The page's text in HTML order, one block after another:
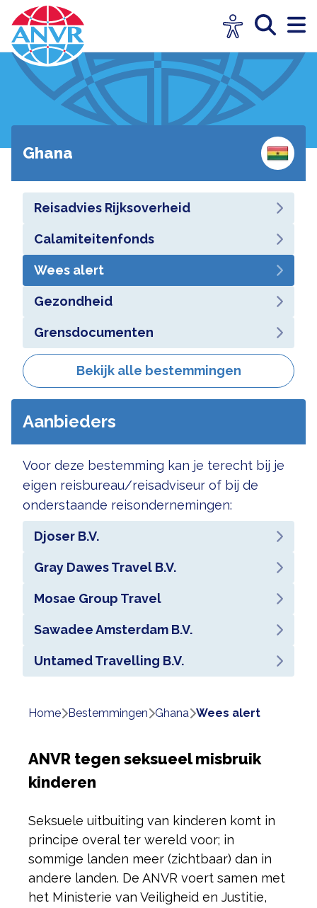
Ghana
Reisadvies Rijksoverheid
Calamiteitenfonds
Wees alert
Gezondheid
Grensdocumenten
Bekijk alle bestemmingen
Aanbieders
Voor deze bestemming kan je terecht bij je
eigen reisbureau/reisadviseur of bij de
onderstaande reisondernemingen:
Djoser B.V.
Gray Dawes Travel B.V.
Mosae Group Travel
Sawadee Amsterdam B.V.
Untamed Travelling B.V.
Home bestemmingen ghana wees alert
ANVR tegen seksueel misbruik
kinderen
Seksuele uitbuiting van kinderen komt in
principe overal ter wereld voor; in
sommige landen meer (zichtbaar) dan in
andere landen. De ANVR voert samen met
het Ministerie van Veiligheid en Justitie,